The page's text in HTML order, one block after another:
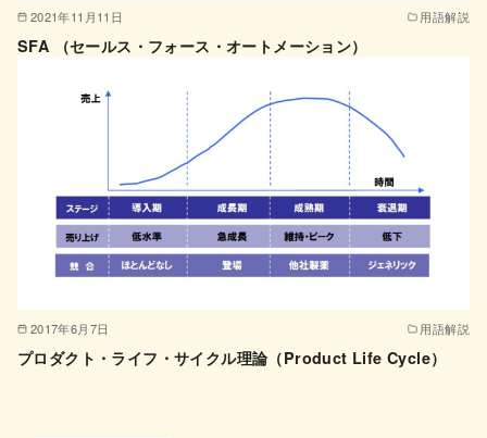
2021年11月11日 用語解説
SFA （セールス・フォース・オートメーション）
2017年6月7日 用語解説
プロダクト・ライフ・サイクル理論（Product Life Cycle）